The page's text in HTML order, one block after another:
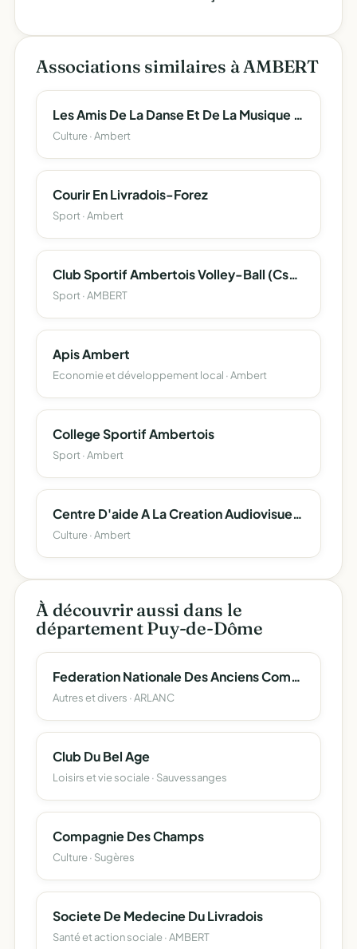
Associations similaires à AMBERT
Les Amis De La Danse Et De La Musique D'ambert
Culture · Ambert
Courir En Livradois-Forez
Sport · Ambert
Club Sportif Ambertois Volley-Ball (Csa Volley-Ball)
Sport · AMBERT
Apis Ambert
Economie et développement local · Ambert
College Sportif Ambertois
Sport · Ambert
Centre D'aide A La Creation Audiovisuelle Et Cinematographique
Culture · Ambert
À découvrir aussi dans le
département Puy-de-Dôme
Federation Nationale Des Anciens Combattants En Algerie (Maroc Et Tunisie)
Autres et divers · ARLANC
Club Du Bel Age
Loisirs et vie sociale · Sauvessanges
Compagnie Des Champs
Culture · Sugères
Societe De Medecine Du Livradois
Santé et action sociale · AMBERT